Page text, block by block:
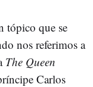
tópico que se
nos referimos a
The Queen
Carlos